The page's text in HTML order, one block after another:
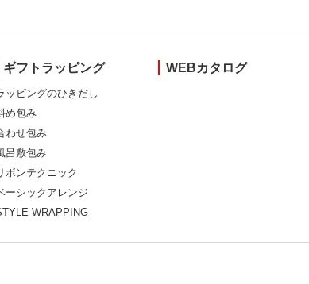
ギフトラッピング
ッピングのひきだし
め包み
わせ包み
呂敷包み
ボンテクニック
ーシックアレンジ
WRAPPING
WEBカタログ